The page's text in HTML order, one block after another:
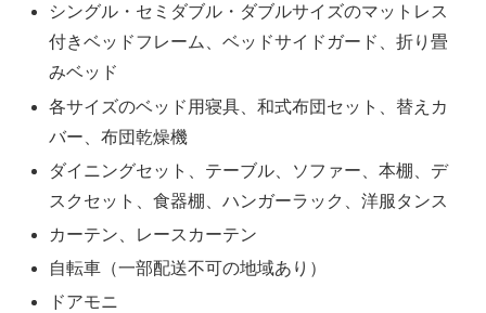
シングル・セミダブル・ダブルサイズのマットレス
付きベッドフレーム、ベッドサイドガード、折り畳
みベッド
各サイズのベッド用寝具、和式布団セット、替えカ
バー、布団乾燥機
ダイニングセット、テーブル、ソファー、本棚、デ
スクセット、食器棚、ハンガーラック、洋服タンス
カーテン、レースカーテン
自転車（一部配送不可の地域あり）
ドアモニ